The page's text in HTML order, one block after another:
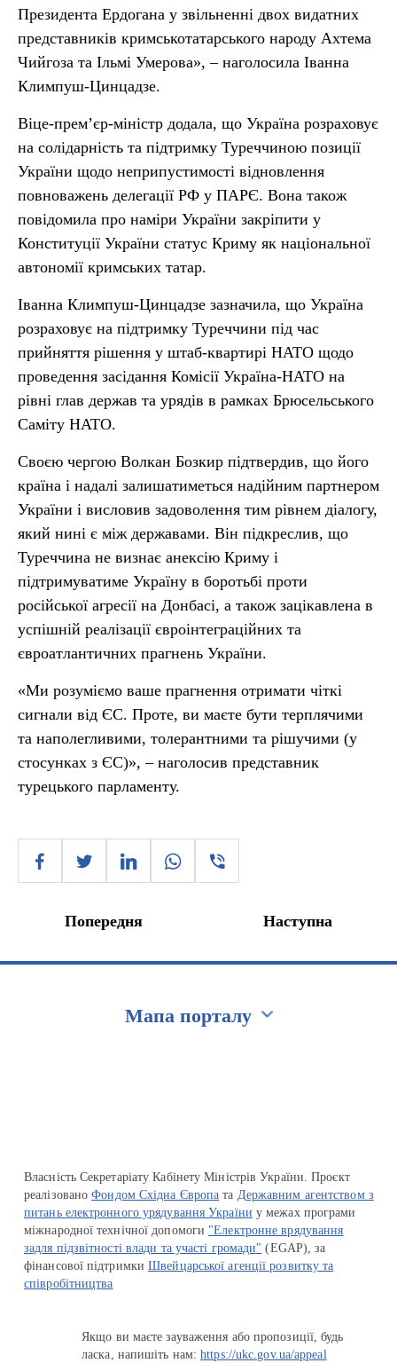
Президента Ердогана у звільненні двох видатних
представників кримськотатарського народу Ахтема
Чийгоза та Ільмі Умерова», – наголосила Іванна
Климпуш-Цинцадзе.
Віце-прем’єр-міністр додала, що Україна розраховує
на солідарність та підтримку Туреччиною позиції
України щодо неприпустимості відновлення
повноважень делегації РФ у ПАРЄ. Вона також
повідомила про наміри України закріпити у
Конституції України статус Криму як національної
автономії кримських татар.
Іванна Климпуш-Цинцадзе зазначила, що Україна
розраховує на підтримку Туреччини під час
прийняття рішення у штаб-квартирі НАТО щодо
проведення засідання Комісії Україна-НАТО на
рівні глав держав та урядів в рамках Брюсельського
Саміту НАТО.
Своєю чергою Волкан Бозкир підтвердив, що його
країна і надалі залишатиметься надійним партнером
України і висловив задоволення тим рівнем діалогу,
який нині є між державами. Він підкреслив, що
Туреччина не визнає анексію Криму і
підтримуватиме Україну в боротьбі проти
російської агресії на Донбасі, а також зацікавлена в
успішній реалізації євроінтеграційних та
євроатлантичних прагнень України.
«Ми розуміємо ваше прагнення отримати чіткі
сигнали від ЄС. Проте, ви маєте бути терплячими
та наполегливими, толерантними та рішучими (у
стосунках з ЄС)», – наголосив представник
турецького парламенту.
Попередня Наступна
Мапа порталу
Власність Секретаріату Кабінету Міністрів України. Проєкт
реалізованоФондом Східна Європа та Державним агентством з
питань електронного урядування України у межах програми
міжнародної технічної допомоги "Електронне врядування
задля підзвітності влади та участі громади" (EGAP), за
фінансової підтримкиШвейцарської агенції розвитку та
співробітництва
Якщо ви маєте зауваження або пропозиції, будь
ласка, напишіть нам:https://ukc.gov.ua/appeal